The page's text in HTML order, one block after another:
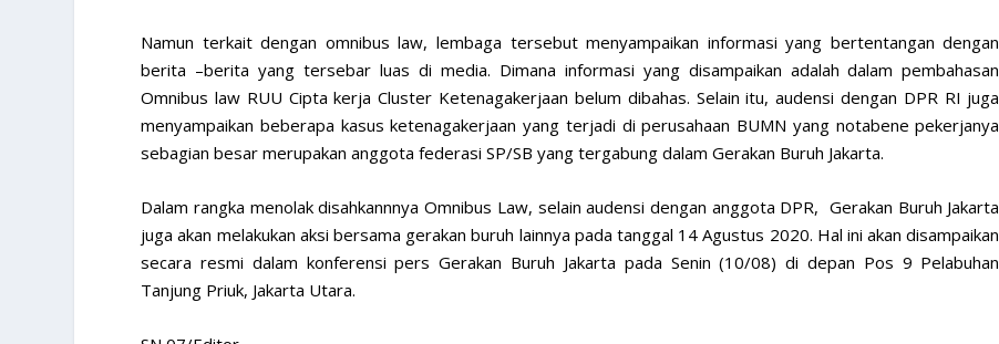
Namun terkait dengan omnibus law, lembaga tersebut menyampaikan informasi yang bertentangan dengan
berita –berita yang tersebar luas di media. Dimana informasi yang disampaikan adalah dalam pembahasan
Omnibus law RUU Cipta kerja Cluster Ketenagakerjaan belum dibahas. Selain itu, audensi dengan DPR RI juga
menyampaikan beberapa kasus ketenagakerjaan yang terjadi di perusahaan BUMN yang notabene pekerjanya
sebagian besar merupakan anggota federasi SP/SB yang tergabung dalam Gerakan Buruh Jakarta.
Dalam rangka menolak disahkannnya Omnibus Law, selain audensi dengan anggota DPR, Gerakan Buruh Jakarta
juga akan melakukan aksi bersama gerakan buruh lainnya pada tanggal 14 Agustus 2020. Hal ini akan disampaikan
secara resmi dalam konferensi pers Gerakan Buruh Jakarta pada Senin (10/08) di depan Pos 9 Pelabuhan
Tanjung Priuk, Jakarta Utara.